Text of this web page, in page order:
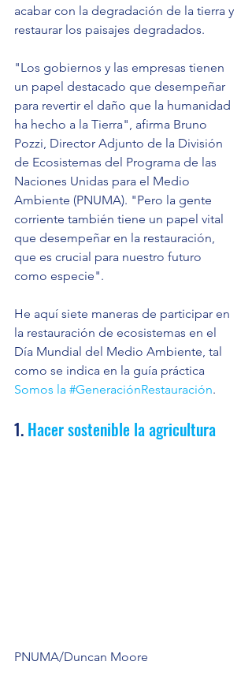
acabar con la degradación de la tierra y
restaurar los paisajes degradados.
"Los gobiernos y las empresas tienen
un papel destacado que desempeñar
para revertir el daño que la humanidad
ha hecho a la Tierra", afirma Bruno
Pozzi, Director Adjunto de la División
de Ecosistemas del Programa de las
Naciones Unidas para el Medio
Ambiente (PNUMA). "Pero la gente
corriente también tiene un papel vital
que desempeñar en la restauración,
que es crucial para nuestro futuro
como especie".
He aquí siete maneras de participar en
la restauración de ecosistemas en el
Día Mundial del Medio Ambiente, tal
como se indica en la guía práctica
Somos la #GeneraciónRestauración.
1. Hacer sostenible la agricultura
PNUMA/Duncan Moore